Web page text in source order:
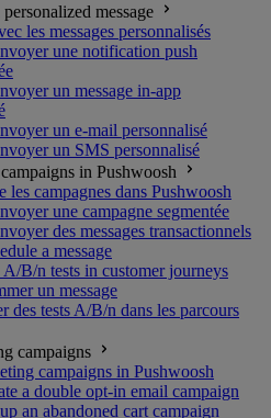
message
les messages personnalisés
une notification push
un message in-app
un e-mail personnalisé
un SMS personnalisé
in Pushwoosh
les campagnes dans Pushwoosh
une campagne segmentée
des messages transactionnels
a message
B/n tests in customer journeys
un message
des tests A/B/n dans les parcours
campaigns
campaigns in Pushwoosh
a double opt-in email campaign
an abandoned cart campaign